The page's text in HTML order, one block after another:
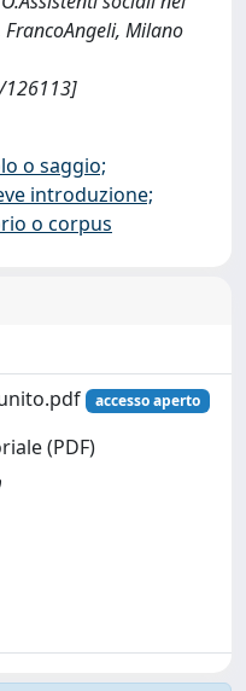
Milano
o saggio;
introduzione;
o corpus
accesso aperto
(PDF)